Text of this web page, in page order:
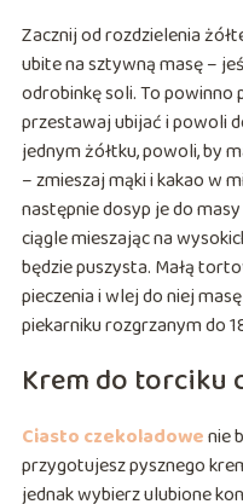
Zacznij od rozdzielenia
ubite na sztywną masę –
odrobinkę soli. To powinno
przestawaj ubijać i powoli
jednym żółtku, powoli, by
– zmieszaj mąki i kakao w
następnie dosyp je do
ciągle mieszając na
będzie puszysta. Małą
pieczenia i wlej do niej
piekarniku rozgrzanym do
Krem do torciku
Ciasto czekoladowenie
przygotujesz pysznego
jednak wybierz ulubione